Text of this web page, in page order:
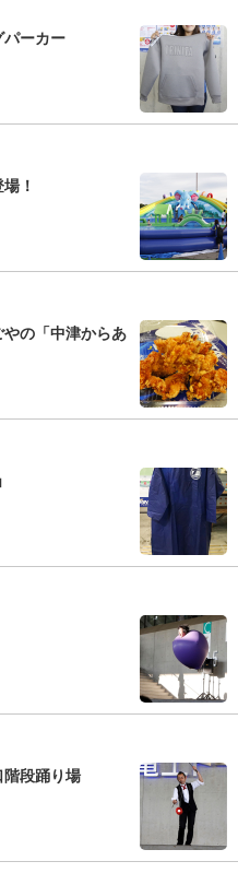
パーカー
！
の「中津からあ
段踊り場